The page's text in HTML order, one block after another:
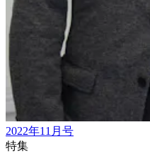
2022年11月号
特集